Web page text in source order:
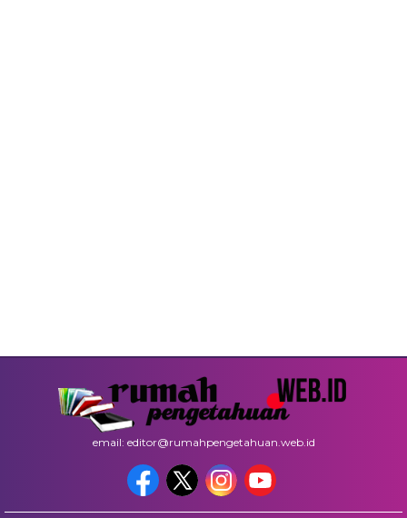
email: editor@rumahpengetahuan.web.id